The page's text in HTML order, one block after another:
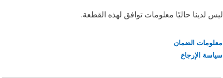
لدينا حاليًا معلومات توافق لهذه القطعة.
الضمان
الإرجاع